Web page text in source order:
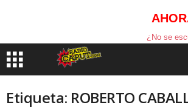
¿No se
Etiqueta: ROBERTO